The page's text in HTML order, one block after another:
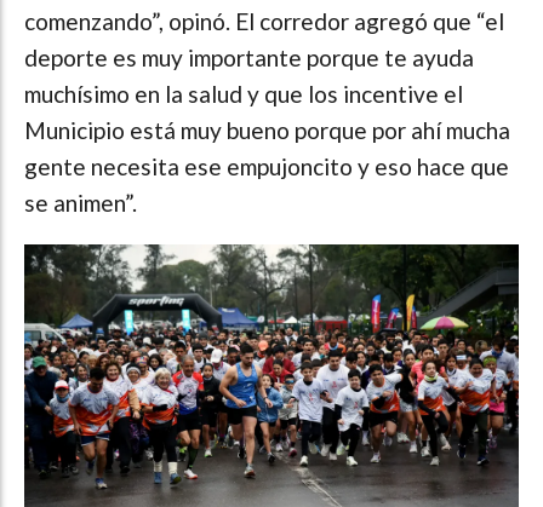
comenzando”, opinó. El corredor agregó que “el
deporte es muy importante porque te ayuda
muchísimo en la salud y que los incentive el
Municipio está muy bueno porque por ahí mucha
gente necesita ese empujoncito y eso hace que
se animen”.